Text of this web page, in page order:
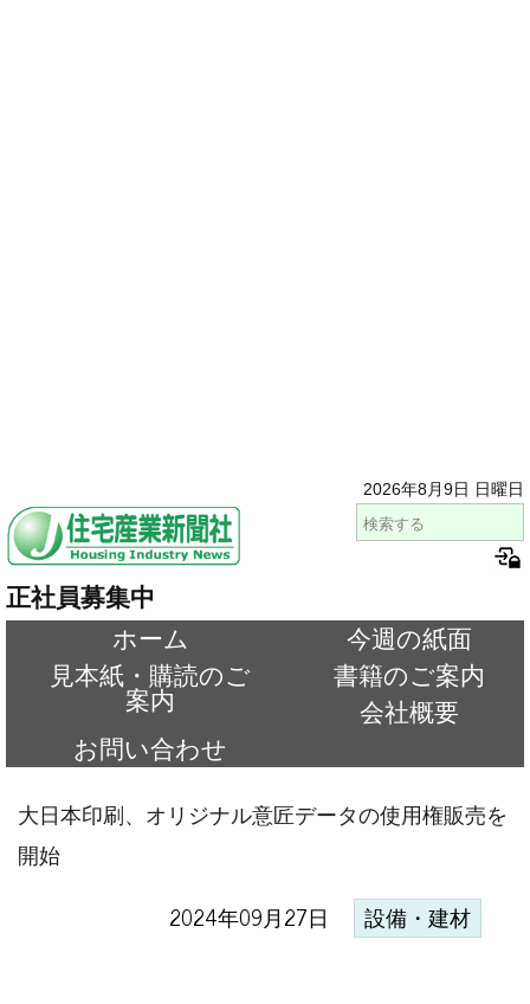
2026年8月9日 日曜日
正社員募集中
ホーム
今週の紙面
見本紙・購読のご
案内
書籍のご案内
会社概要
お問い合わせ
大日本印刷、オリジナル意匠データの使用権販売を
開始
2024年09月27日 設備・建材